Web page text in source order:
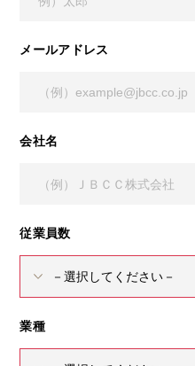
メールアドレス
会社名
従業員数
業種